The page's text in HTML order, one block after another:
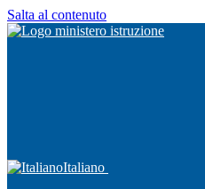
Salta al contenuto
Italiano